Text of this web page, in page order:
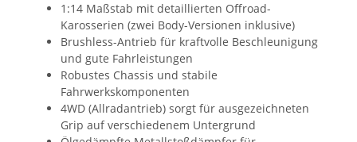
1:14 Maßstab mit detaillierten Offroad-
Karosserien (zwei Body-Versionen inklusive)
Brushless-Antrieb für kraftvolle Beschleunigung
und gute Fahrleistungen
Robustes Chassis und stabile
Fahrwerkskomponenten
4WD (Allradantrieb) sorgt für ausgezeichneten
Grip auf verschiedenem Untergrund